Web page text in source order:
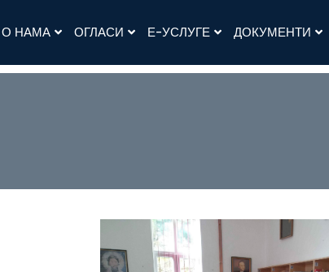
О НАМА ОГЛАСИ Е-УСЛУГЕ ДОКУМЕНТИ